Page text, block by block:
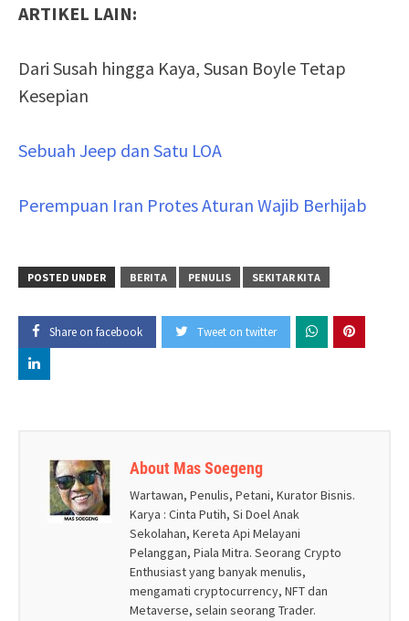
ARTIKEL LAIN:
Dari Susah hingga Kaya, Susan Boyle Tetap
Kesepian
Sebuah Jeep dan Satu LOA
Perempuan Iran Protes Aturan Wajib Berhijab
POSTED UNDER BERITA PENULIS SEKITAR KITA
Share on facebook Tweet on twitter
About Mas Soegeng
Wartawan, Penulis, Petani, Kurator Bisnis.
Karya : Cinta Putih, Si Doel Anak
Sekolahan, Kereta Api Melayani
Pelanggan, Piala Mitra. Seorang Crypto
Enthusiast yang banyak menulis,
mengamati cryptocurrency, NFT dan
Metaverse, selain seorang Trader.